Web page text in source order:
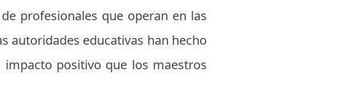
profesionales que operan en las
autoridades educativas han hecho
positivo que los maestros